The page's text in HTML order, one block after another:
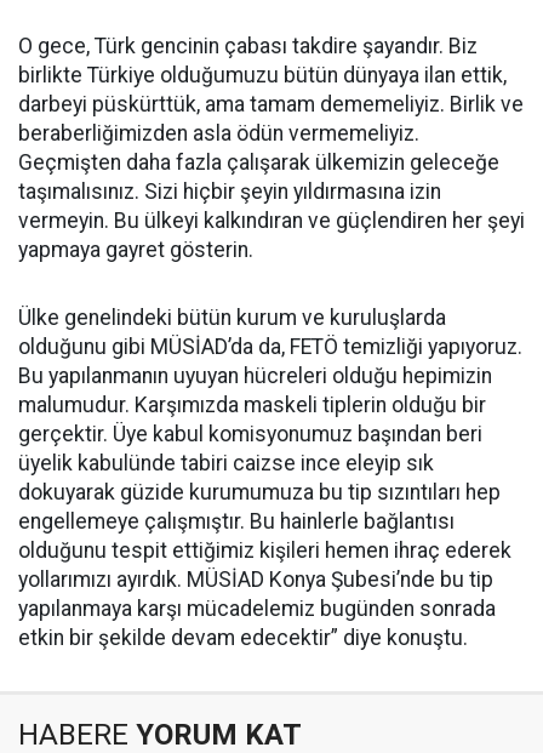
O gece, Türk gencinin çabası takdire şayandır. Biz
birlikte Türkiye olduğumuzu bütün dünyaya ilan ettik,
darbeyi püskürttük, ama tamam dememeliyiz. Birlik ve
beraberliğimizden asla ödün vermemeliyiz.
Geçmişten daha fazla çalışarak ülkemizin geleceğe
taşımalısınız. Sizi hiçbir şeyin yıldırmasına izin
vermeyin. Bu ülkeyi kalkındıran ve güçlendiren her şeyi
yapmaya gayret gösterin.
Ülke genelindeki bütün kurum ve kuruluşlarda
olduğunu gibi MÜSİAD’da da, FETÖ temizliği yapıyoruz.
Bu yapılanmanın uyuyan hücreleri olduğu hepimizin
malumudur. Karşımızda maskeli tiplerin olduğu bir
gerçektir. Üye kabul komisyonumuz başından beri
üyelik kabulünde tabiri caizse ince eleyip sık
dokuyarak güzide kurumumuza bu tip sızıntıları hep
engellemeye çalışmıştır. Bu hainlerle bağlantısı
olduğunu tespit ettiğimiz kişileri hemen ihraç ederek
yollarımızı ayırdık. MÜSİAD Konya Şubesi’nde bu tip
yapılanmaya karşı mücadelemiz bugünden sonrada
etkin bir şekilde devam edecektir” diye konuştu.
HABERE YORUM KAT